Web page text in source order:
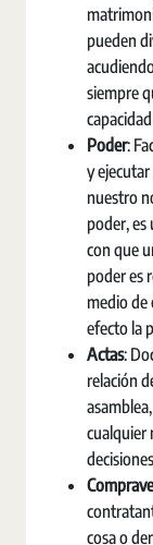
pueden
siempre
Poder:
y
nuestro
poder, es
con que
poder es
medio de
efecto la
Actas:
relación
cualquier
cosa o